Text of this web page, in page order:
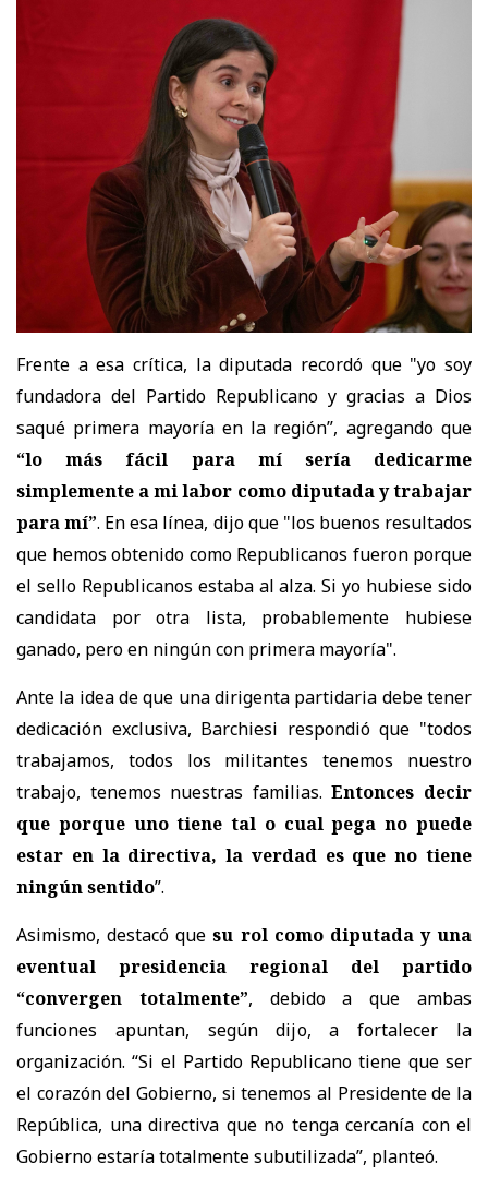
Frente a esa crítica, la diputada recordó que "yo soy
fundadora del Partido Republicano y gracias a Dios
saqué primera mayoría en la región”, agregando que
“lo más fácil para mí sería dedicarme
simplemente a mi labor como diputada y trabajar
para mí”. En esa línea, dijo que "los buenos resultados
que hemos obtenido como Republicanos fueron porque
el sello Republicanos estaba al alza. Si yo hubiese sido
candidata por otra lista, probablemente hubiese
ganado, pero en ningún con primera mayoría".
Ante la idea de que una dirigenta partidaria debe tener
dedicación exclusiva, Barchiesi respondió que "todos
trabajamos, todos los militantes tenemos nuestro
trabajo, tenemos nuestras familias.Entonces decir
que porque uno tiene tal o cual pega no puede
estar en la directiva, la verdad es que no tiene
ningún sentido”.
Asimismo, destacó que su rol como diputada y una
eventual presidencia regional del partido
“convergen totalmente”, debido a que ambas
funciones apuntan, según dijo, a fortalecer la
organización. “Si el Partido Republicano tiene que ser
el corazón del Gobierno, si tenemos al Presidente de la
República, una directiva que no tenga cercanía con el
Gobierno estaría totalmente subutilizada”, planteó.